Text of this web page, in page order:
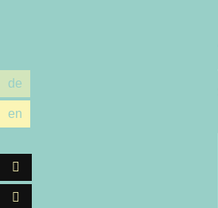
de
en